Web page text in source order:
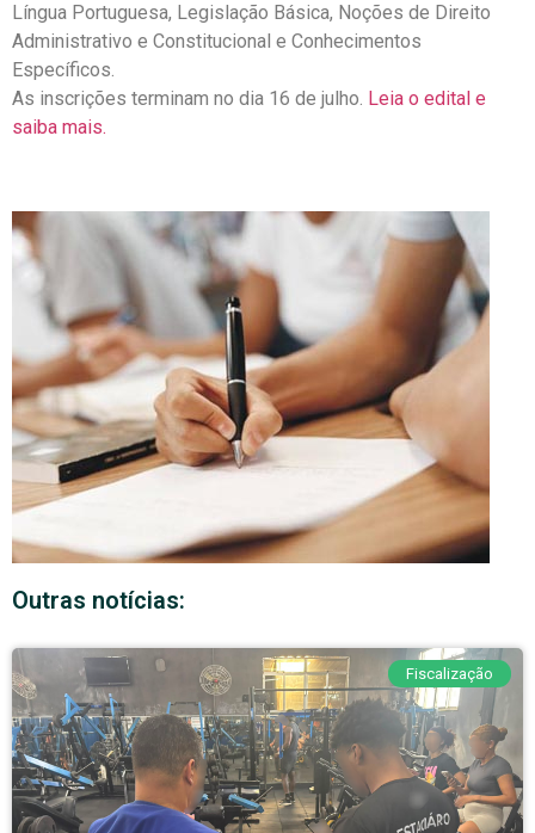
Língua Portuguesa, Legislação Básica, Noções de Direito
Administrativo e Constitucional e Conhecimentos
Específicos.
As inscrições terminam no dia 16 de julho. Leia o edital e
saiba mais.
Outras notícias:
Fiscalização